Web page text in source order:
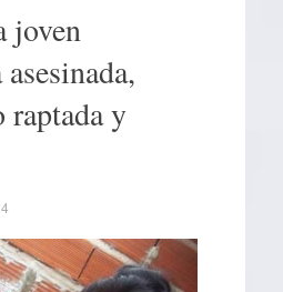
joven
raptada y